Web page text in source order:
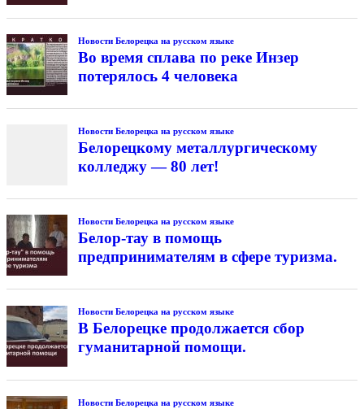
Новости Белорецка на русском языке
Во время сплава по реке Инзер
потерялось 4 человека
Новости Белорецка на русском языке
Белорецкому металлургическому
колледжу — 80 лет!
Новости Белорецка на русском языке
Белор-тау в помощь
предпринимателям в сфере туризма.
Новости Белорецка на русском языке
В Белорецке продолжается сбор
гуманитарной помощи.
Новости Белорецка на русском языке